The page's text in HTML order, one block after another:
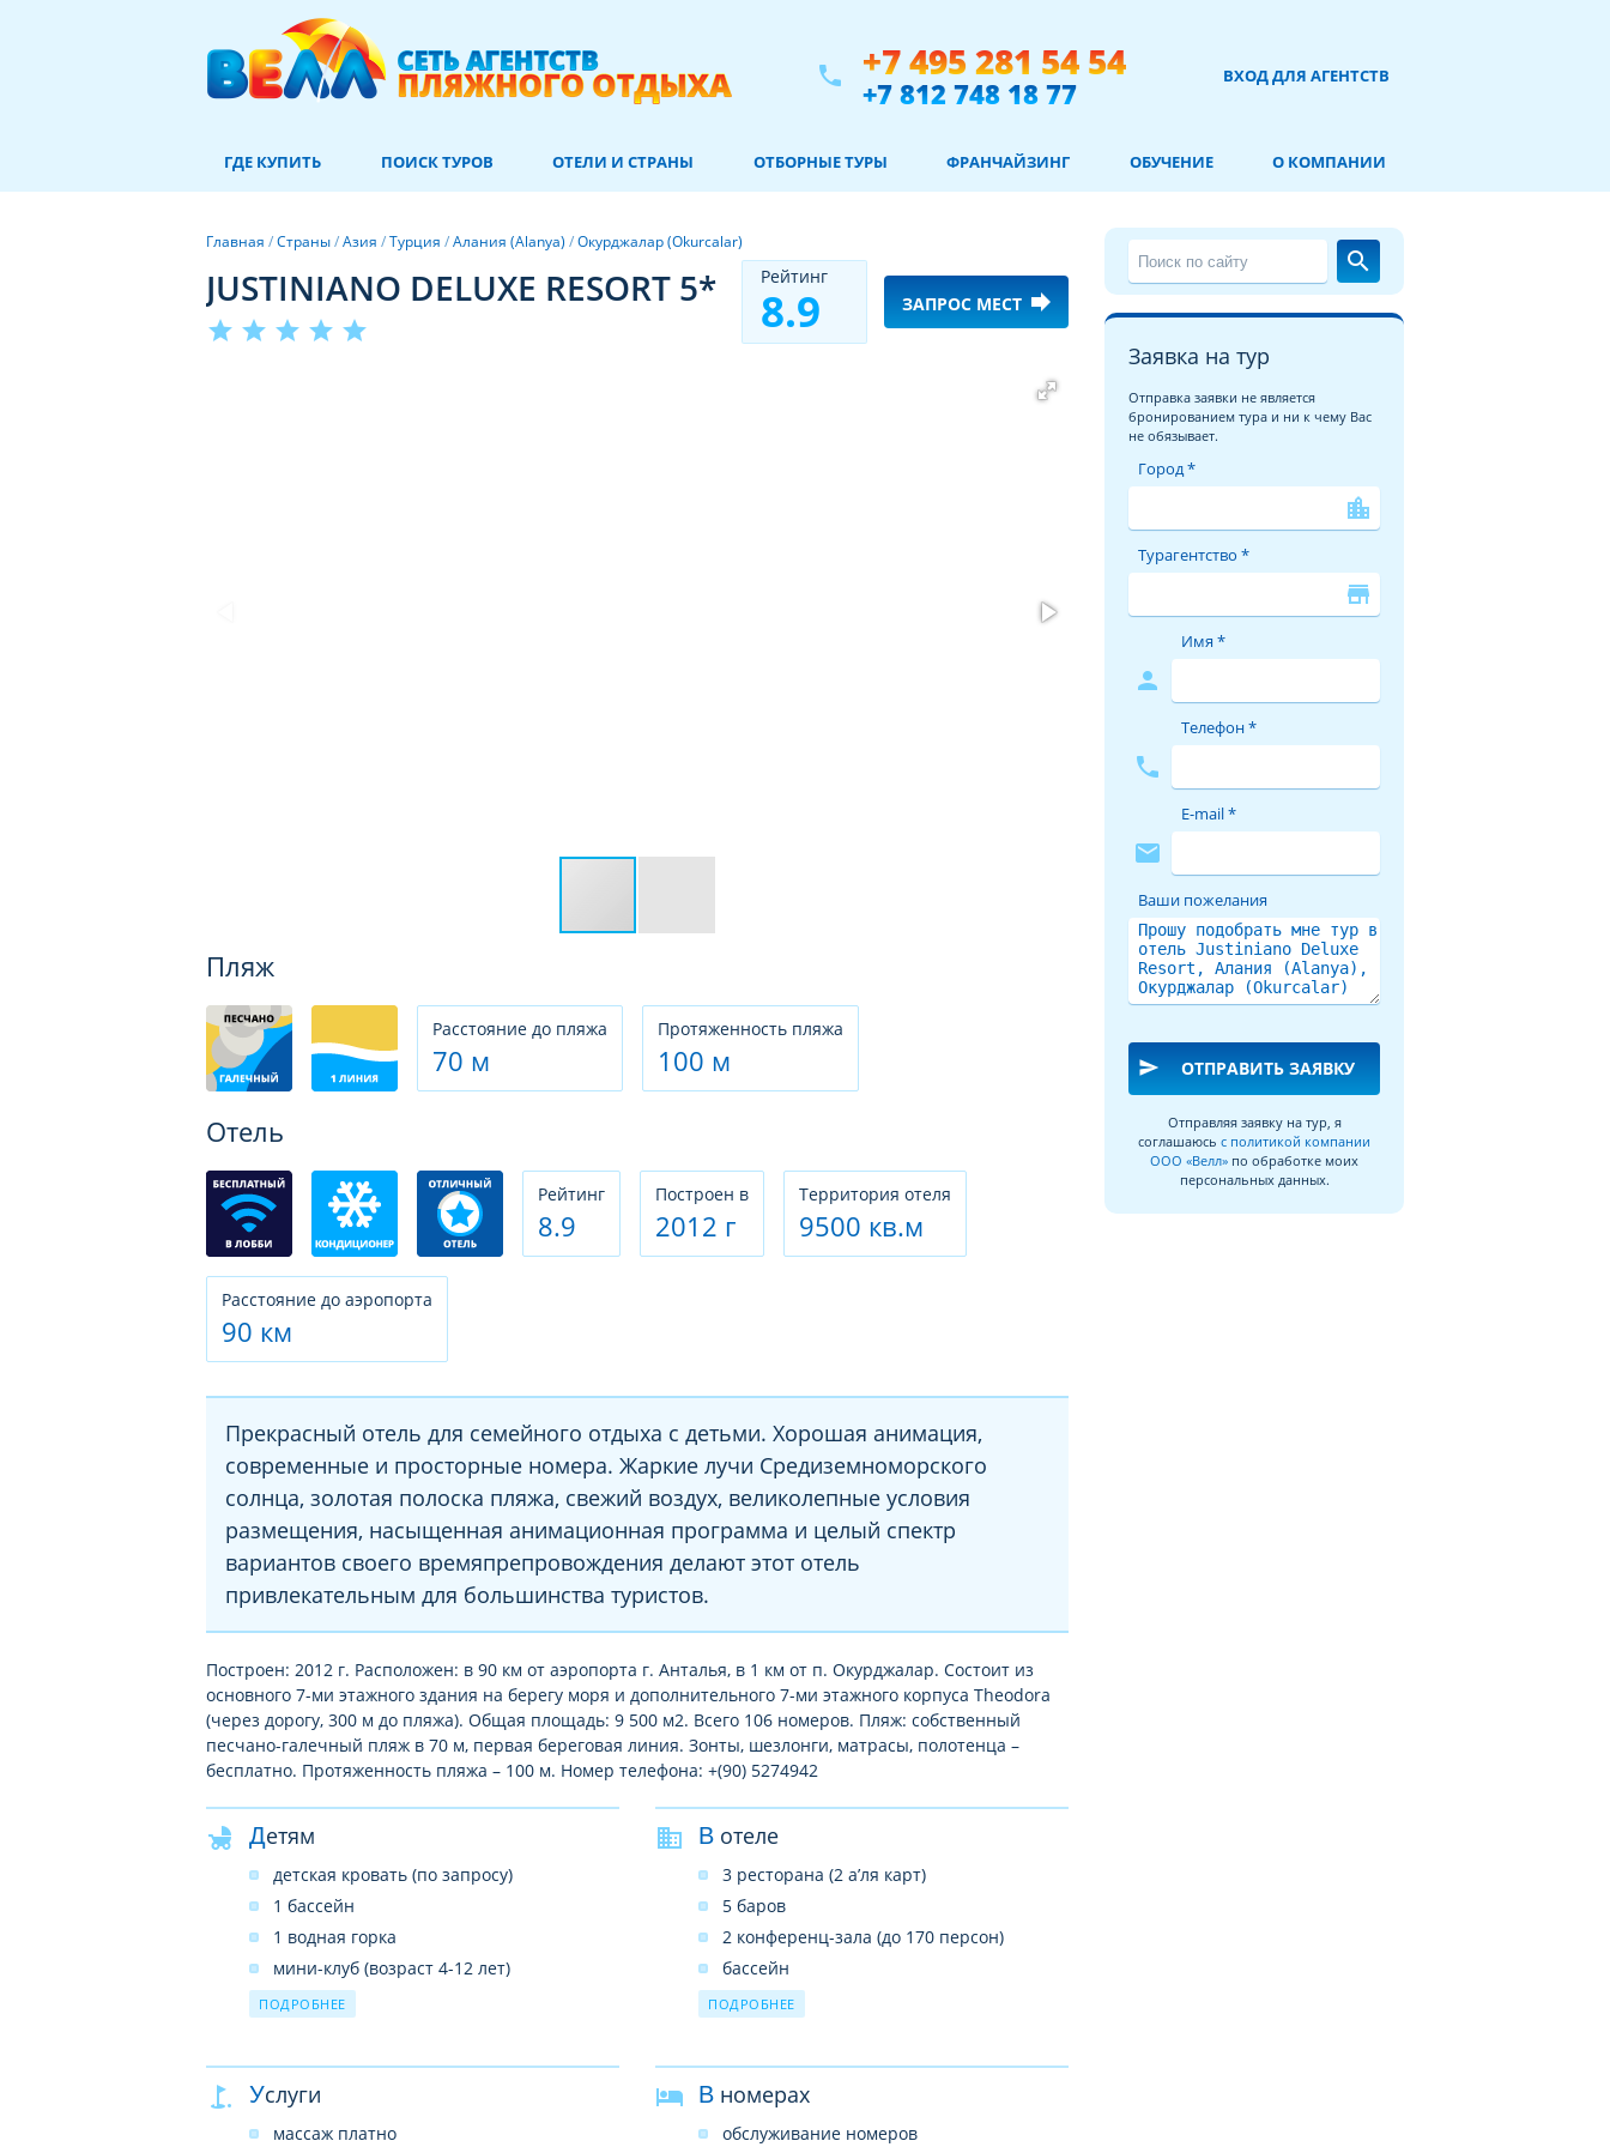
phone +7 495 281 54 54
+7 812 748 18 77 ВХОД ДЛЯ АГЕНТСТВ
ГДЕ КУПИТЬ ПОИСК ТУРОВ ОТЕЛИ И СТРАНЫ ОТБОРНЫЕ ТУРЫ ФРАНЧАЙЗИНГ ОБУЧЕНИЕ О КОМПАНИИ
Главная /Страны/Азия /Турция /Алания (Alanya) /Окурджалар (Okurcalar)
JUSTINIANO DELUXE RESORT 5*
star star star star star
Рeйтинг
8.9 ЗАПРОС МЕСТ forward
Пляж
Расстояние до пляжа
70 м
Протяженность пляжа
100 м
Отель
Рeйтинг
8.9
Построен в
2012 г
Территория отеля
9500 кв.м
Расстояние до аэропорта
90 км
Прекрасный отель для семейного отдыха с детьми. Хорошая анимация,
современные и просторные номера. Жаркие лучи Средиземноморского
солнца, золотая полоска пляжа, свежий воздух, великолепные условия
размещения, насыщенная анимационная программа и целый спектр
вариантов своего времяпрепровождения делают этот отель
привлекательным для большинства туристов.
Построен: 2012 г. Расположен: в 90 км от аэропорта г. Анталья, в 1 км от п. Окурджалар. Состоит из
основного 7-ми этажного здания на берегу моря и дополнительного 7-ми этажного корпуса Theodora
(через дорогу, 300 м до пляжа). Общая площадь: 9 500 м2. Всего 106 номеров. Пляж: собственный
песчано-галечный пляж в 70 м, первая береговая линия. Зонты, шезлонги, матрасы, полотенца –
бесплатно. Протяженность пляжа – 100 м. Номер телефона: +(90) 5274942
Детям
детская кровать (по запросу)
1 бассейн
1 водная горка
мини-клуб (возраст 4-12 лет)
детская коляска (платно, по запросу)
детская площадка
развлекательные программы
ПОДРОБНЕЕ
В отеле
3 ресторана (2 а’ля карт)
5 баров
2 конференц-зала (до 170 персон)
бассейн
2 водные горки (в отеле Justiniano club
Alanya)
SPA–центр
ПОДРОБНЕЕ
Услуги
массаж платно
В номерах
обслуживание номеров
search
Заявка на тур
Отправка заявки не является
бронированием тура и ни к чему Вас
не обязывает.
Город *
location_city
Турагентство *
store
person
Имя *
phone
Телефон *
mail
E-mail *
Ваши пожелания
send ОТПРАВИТЬ ЗАЯВКУ
Отправляя заявку на тур, я
соглашаюсь с политикой компании
ООО «Велл» по обработке моих
персональных данных.